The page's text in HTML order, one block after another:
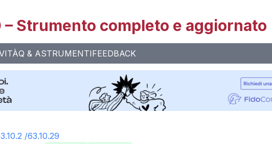
– Strumento completo e aggiornato
Q & ASTRUMENTIFEEDBACK
/63.10.29